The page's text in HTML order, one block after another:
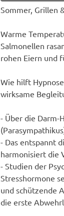
Sommer, Grillen
Warme
Salmonellen
rohen Eiern und
Wie hilft
wirksame
- Über die Darm-
- Das entspannt
harmonisiert die
- Studien der
Stresshormone
und schützende
die erste